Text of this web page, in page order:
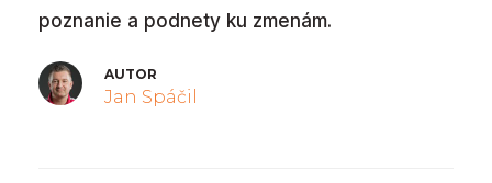
poznanie a podnety ku zmenám.
AUTOR
Jan Spáčil